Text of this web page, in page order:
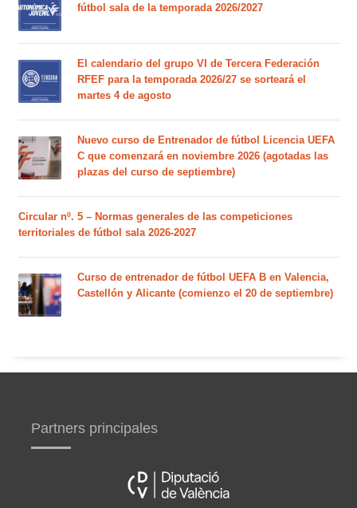
fútbol sala de la temporada 2026/2027
El calendario del grupo VI de Tercera Federación
RFEF para la temporada 2026/27 se sorteará el
martes 4 de agosto
Nuevo curso de Entrenador de fútbol Licencia UEFA
C que comenzará en noviembre 2026 (agotadas las
plazas del curso de septiembre)
Circular nº. 5 – Normas generales de las competiciones
territoriales de fútbol sala 2026-2027
Curso de entrenador de fútbol UEFA B en Valencia,
Castellón y Alicante (comienzo el 20 de septiembre)
Partners principales